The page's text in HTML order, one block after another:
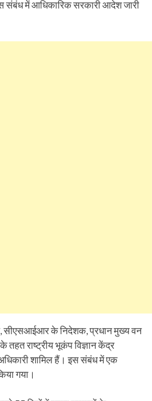
संबंध में आधिकारिक सरकारी आदेश जारी
सीएसआईआर के निदेशक, प्रधान मुख्य वन
तहत राष्ट्रीय भूकंप विज्ञान केंद्र
शामिल हैं। इस संबंध में एक
गया।